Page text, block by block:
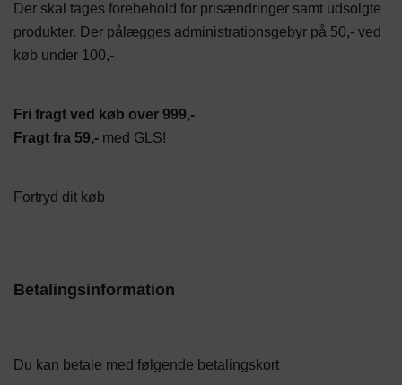
Der skal tages forebehold for prisændringer samt udsolgte
produkter. Der pålægges administrationsgebyr på 50,- ved
køb under 100,-
Fri fragt ved køb over 999,-
Fragt fra 59,- med GLS!
Fortryd dit køb
Betalingsinformation
Du kan betale med følgende betalingskort